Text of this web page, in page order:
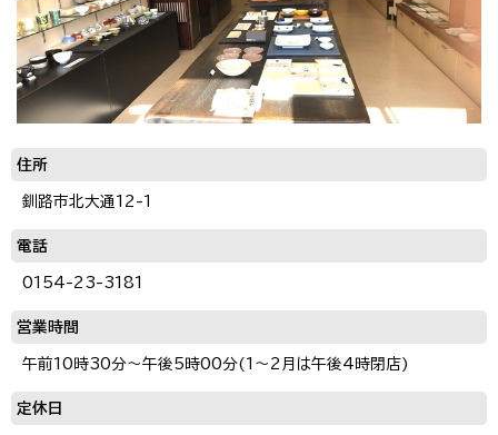
住所
釧路市北大通12-1
電話
0154-23-3181
営業時間
午前10時30分～午後5時00分(1～2月は午後4時閉店)
定休日